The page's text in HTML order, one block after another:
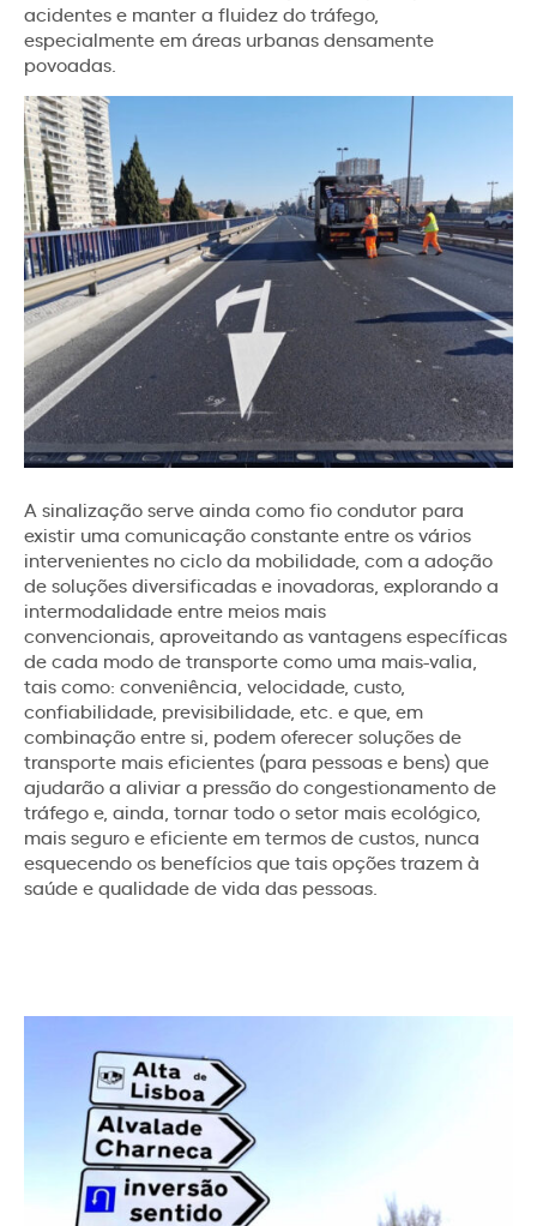
acidentes e manter a fluidez do tráfego,
especialmente em áreas urbanas densamente
povoadas.
A sinalização serve ainda como fio condutor para
existir uma comunicação constante entre os vários
intervenientes no ciclo da mobilidade, com a adoção
de soluções diversificadas e inovadoras, explorando a
intermodalidade entre meios mais
convencionais, aproveitando as vantagens específicas
de cada modo de transporte como uma mais-valia,
tais como: conveniência, velocidade, custo,
confiabilidade, previsibilidade, etc. e que, em
combinação entre si, podem oferecer soluções de
transporte mais eficientes (para pessoas e bens) que
ajudarão a aliviar a pressão do congestionamento de
tráfego e, ainda, tornar todo o setor mais ecológico,
mais seguro e eficiente em termos de custos, nunca
esquecendo os benefícios que tais opções trazem à
saúde e qualidade de vida das pessoas.